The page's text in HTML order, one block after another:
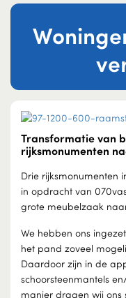
Transformatie van
rijksmonumenten
Drie rijksmonumenten
in opdracht van
grote meubelzaak
We hebben ons
het pand zoveel
Daardoor zijn in de
schoorsteenmantels
manier dragen wij ons